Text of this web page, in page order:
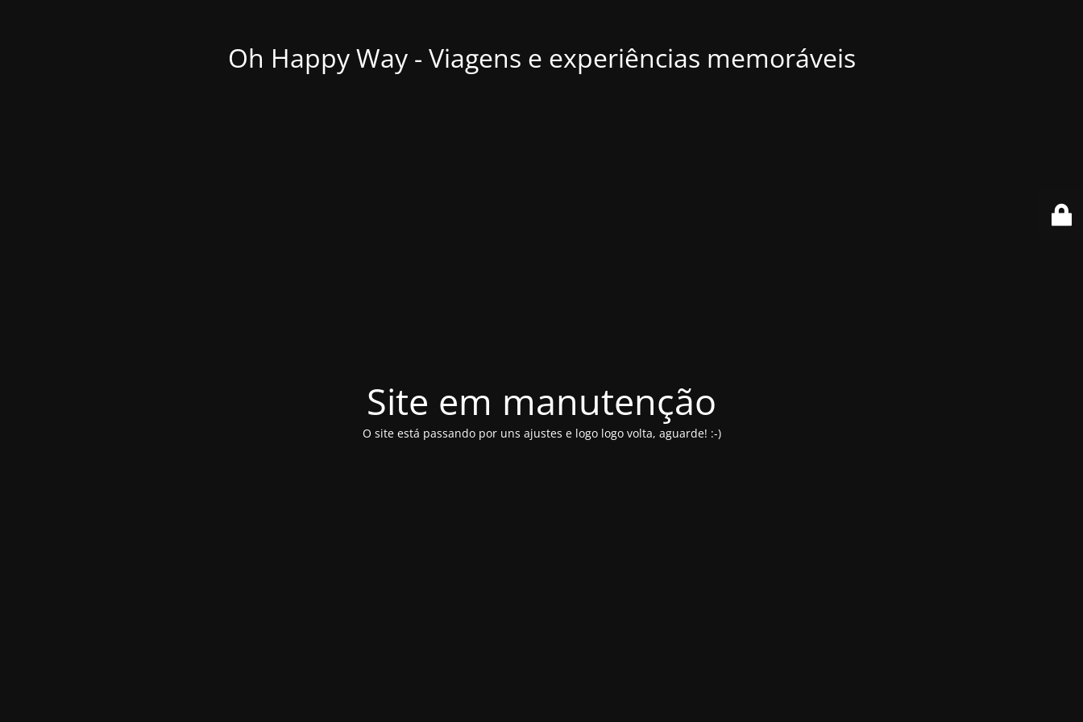
Oh Happy Way - Viagens e experiências memoráveis
Site em manutenção
O site está passando por uns ajustes e logo logo volta, aguarde! :-)